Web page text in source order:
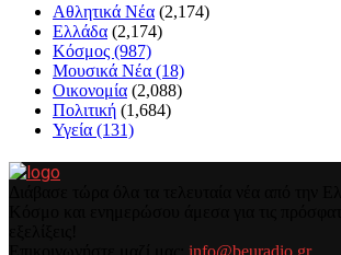
Αθλητικά Νέα (2,174)
Ελλάδα (2,174)
Κόσμος (987)
Μουσικά Νέα (18)
Οικονομία (2,088)
Πολιτική (1,684)
Υγεία (131)
info@beuradio.gr